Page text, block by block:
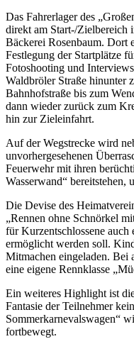
Das Fahrerlager des
direkt am Start-/Zielbereich
Bäckerei Rosenbaum. Dort
Festlegung der Startplätze
Fotoshooting und
Waldbröler Straße hinunter
Bahnhofstraße bis zum
dann wieder zurück zum
hin zur Zieleinfahrt.
Auf der Wegstrecke wird
unvorhergesehenen
Feuerwehr mit ihren
Wasserwand“
Die Devise des
„Rennen ohne Schnörkel
für Kurzentschlossene auch
ermöglicht werden soll.
Mitmachen eingeladen. Bei
eine eigene Rennklasse
Ein weiteres Highlight ist
Fantasie der Teilnehmer
Sommerkarnevalswagen“
fortbewegt.